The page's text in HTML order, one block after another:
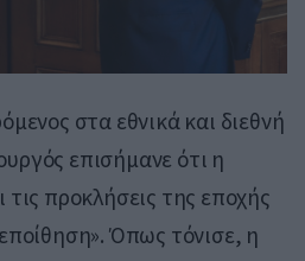
στα εθνικά και διεθνή
επισήμανε ότι η
τις προκλήσεις της εποχής
Όπως τόνισε, η